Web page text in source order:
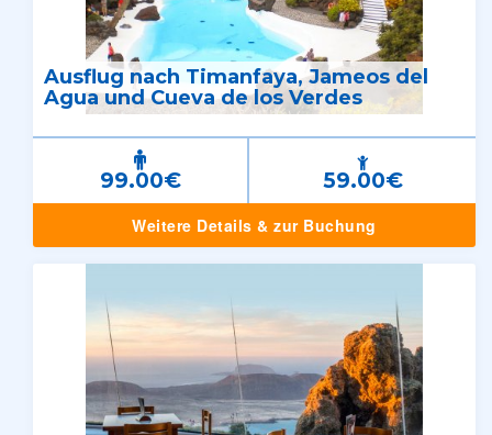
Ausflug nach Timanfaya, Jameos del
Agua und Cueva de los Verdes
99.00€ 59.00€
Weitere Details & zur Buchung